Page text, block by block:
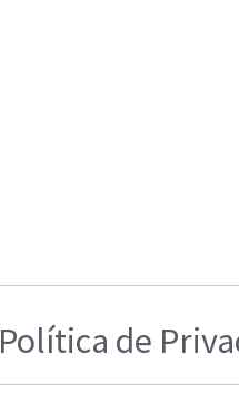
Política de